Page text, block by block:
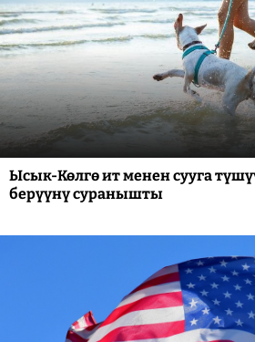
Ысык-Көлгө ит менен сууга
берүүнү суранышты